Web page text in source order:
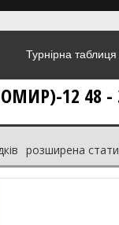
Турнірна таблиця
12 48 -
розширена